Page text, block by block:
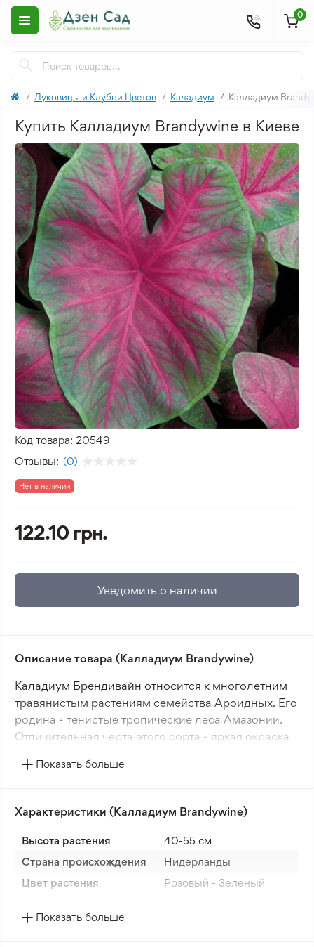
0
Луковицы и Клубни Цветов Каладиум Калладиум
Купить Калладиум Brandywine в Киеве
Код товара: 20549
Отзывы: (0)
Нет в наличии
122.10 грн.
Уведомить о наличии
Описание товара (Калладиум Brandywine)
Каладиум Брендивайн относится к многолетним
травянистым растениям семейства Ароидных. Его
родина - тенистые тропические леса Амазонии.
Отличительная черта этого сорта - яркая окраска
украсит клумбы, бордюры, веранды и крытые
террасы своими декоративными листьями.
Этот представитель тропической флоры станет
ярким акцентом в ландшафтном дизайне.
создания живописных композиций в затененных
Показать больше
Характеристики (Калладиум Brandywine)
Высота растения
40-55 см
Страна происхождения
Нидерланды
Цвет растения
Розовый - Зеленый
Корень
Показать больше